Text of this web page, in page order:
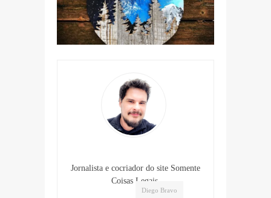
Diego Bravo
Jornalista e cocriador do site Somente
Coisas Legais.